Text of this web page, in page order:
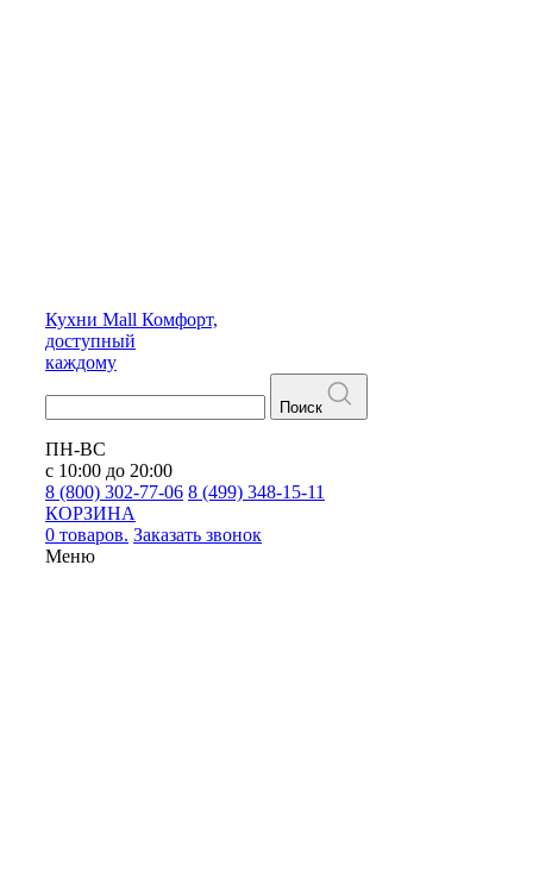
Кухни Mall Комфорт,
доступный
каждому
Поиск
ПН-ВС
с 10:00 до 20:00
8 (800) 302-77-06 8 (499) 348-15-11
КОРЗИНА
0 товаров. Заказать звонок
Меню